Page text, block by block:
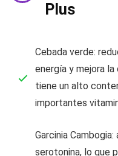
Plus
Cebada verde:
energía y mejora
tiene un alto
importantes
Garcinia
serotonina, lo que